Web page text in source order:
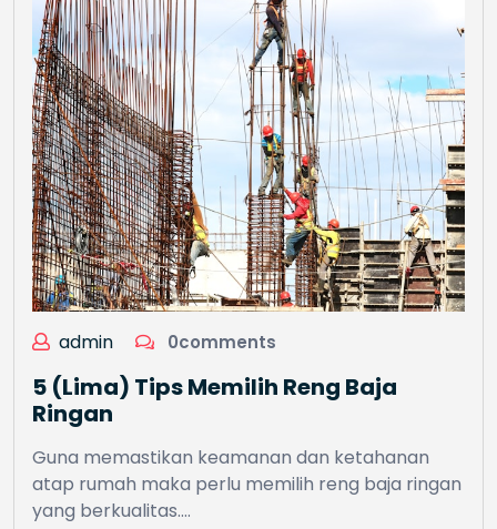
admin 0comments
5 (Lima) Tips Memilih Reng Baja
Ringan
Guna memastikan keamanan dan ketahanan
atap rumah maka perlu memilih reng baja ringan
yang berkualitas.…